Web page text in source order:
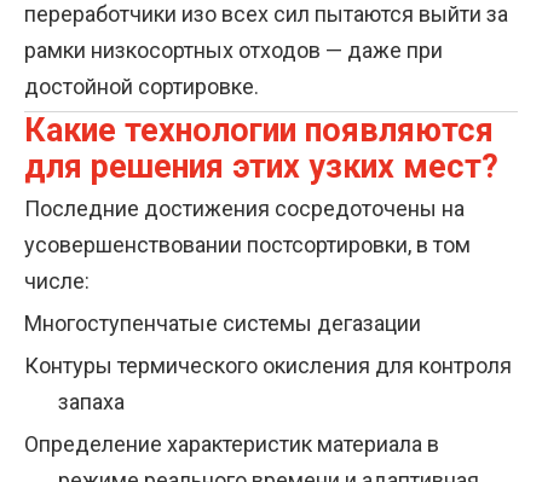
переработчики изо всех сил пытаются выйти за
рамки низкосортных отходов — даже при
достойной сортировке.
Какие технологии появляются
для решения этих узких мест?
Последние достижения сосредоточены на
усовершенствовании постсортировки, в том
числе:
Многоступенчатые системы дегазации
Контуры термического окисления для контроля
запаха
Определение характеристик материала в